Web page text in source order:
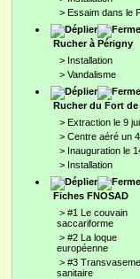
> Essaim dans le
Rucher à Périgny
> Installation
> Vandalisme
Rucher du Fort de
> Extraction le 9
> Centre aéré un
> Inauguration le
> Installation
Fiches FNOSAD
> #1 Le couvain
saccariforme
> #2 La loque
européenne
> #3
sanitaire